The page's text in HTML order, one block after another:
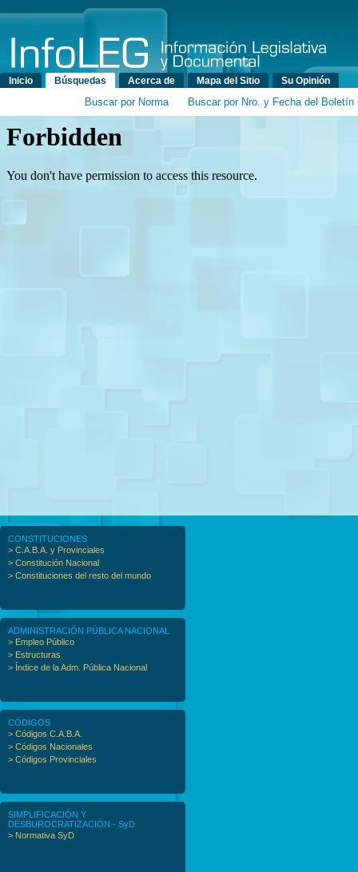
Menú principal
Inicio Búsquedas Acerca de Mapa del Sitio Su Opinión
Buscar por Norma Buscar por Nro. y Fecha del Boletín
CONSTITUCIONES
> C.A.B.A. y Provinciales
> Constitución Nacional
> Constituciones del resto del mundo
ADMINISTRACIÓN PÚBLICA NACIONAL
> Empleo Público
> Estructuras
> Índice de la Adm. Pública Nacional
CÓDIGOS
> Códigos C.A.B.A.
> Códigos Nacionales
> Códigos Provinciales
SIMPLIFICACIÓN Y
DESBUROCRATIZACIÓN - SyD
> Normativa SyD